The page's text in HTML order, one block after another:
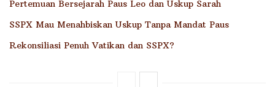
Pertemuan Bersejarah Paus Leo dan Uskup Sarah
SSPX Mau Menahbiskan Uskup Tanpa Mandat Paus
Rekonsiliasi Penuh Vatikan dan SSPX?